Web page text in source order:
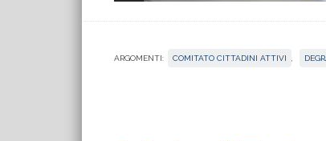
ARGOMENTI: COMITATO CITTADINI ATTIVI